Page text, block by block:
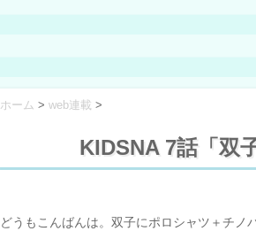
ホーム > web連載 >
KIDSNA 7話「双
どうもこんばんは。双子にポロシャツ＋チ